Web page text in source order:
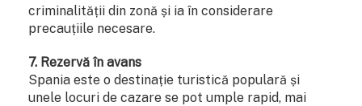
criminalității din zonă și ia în considerare
precauțiile necesare.
7. Rezervă în avans
Spania este o destinație turistică populară și
unele locuri de cazare se pot umple rapid, mai